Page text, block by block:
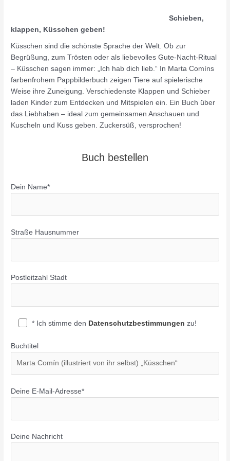
Schieben,
klappen, Küsschen geben!
Küsschen sind die schönste Sprache der Welt. Ob zur
Begrüßung, zum Trösten oder als liebevolles Gute-Nacht-Ritual
– Küsschen sagen immer: „Ich hab dich lieb.“ In Marta Comíns
farbenfrohem Pappbilderbuch zeigen Tiere auf spielerische
Weise ihre Zuneigung. Verschiedenste Klappen und Schieber
laden Kinder zum Entdecken und Mitspielen ein. Ein Buch über
das Liebhaben – ideal zum gemeinsamen Anschauen und
Kuscheln und Kuss geben. Zuckersüß, versprochen!
Buch bestellen
Dein Name*
Straße Hausnummer
Postleitzahl Stadt
* Ich stimme den Datenschutzbestimmungen zu!
Buchtitel
Deine E-Mail-Adresse*
Deine Nachricht